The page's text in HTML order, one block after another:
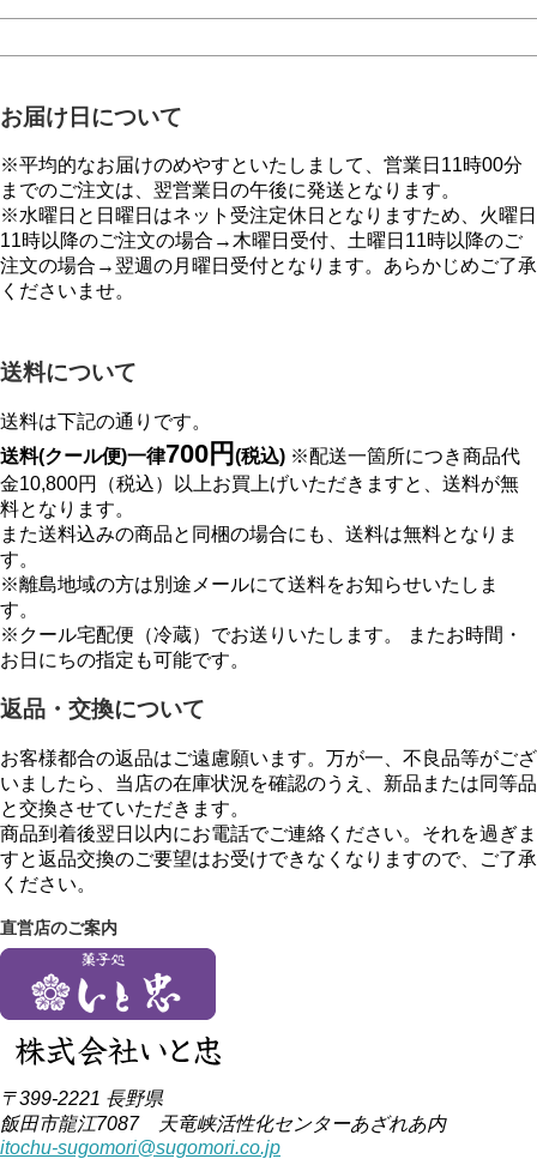
お届け日について
※平均的なお届けのめやすといたしまして、営業日11時00分
までのご注文は、翌営業日の午後に発送となります。
※水曜日と日曜日はネット受注定休日となりますため、火曜日
11時以降のご注文の場合→木曜日受付、土曜日11時以降のご
注文の場合→翌週の月曜日受付となります。あらかじめご了承
くださいませ。
送料について
送料は下記の通りです。
送料(クール便)一律700円 (税込) ※配送一箇所につき商品代
金10,800円（税込）以上お買上げいただきますと、送料が無
料となります。
また送料込みの商品と同梱の場合にも、送料は無料となりま
す。
※離島地域の方は別途メールにて送料をお知らせいたしま
す。
※クール宅配便（冷蔵）でお送りいたします。 またお時間・
お日にちの指定も可能です。
返品・交換について
お客様都合の返品はご遠慮願います。万が一、不良品等がござ
いましたら、当店の在庫状況を確認のうえ、新品または同等品
と交換させていただきます。
商品到着後翌日以内にお電話でご連絡ください。それを過ぎま
すと返品交換のご要望はお受けできなくなりますので、ご了承
ください。
直営店のご案内
〒399-2221 長野県
飯田市龍江7087 天竜峡活性化センターあざれあ内
itochu-sugomori@sugomori.co.jp